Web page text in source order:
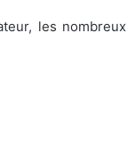
les nombreux